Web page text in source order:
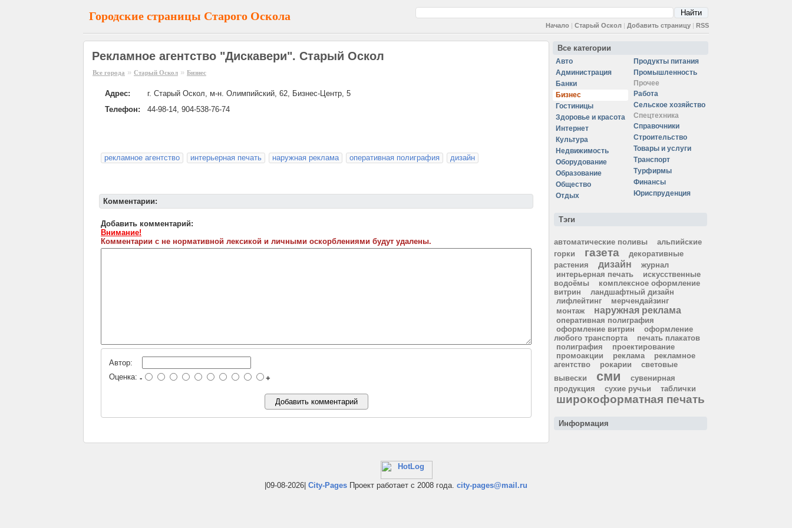
Городские страницы Старого Оскола
Начало | Старый Оскол | Добавить страницу | RSS
Рекламное агентство "Дискавери". Старый Оскол
Все города » Старый Оскол » Бизнес
Адрес:
г. Старый Оскол, м-н. Олимпийский, 62, Бизнес-Центр, 5
Телефон:
44-98-14, 904-538-76-74
рекламное агентство интерьерная печать наружная реклама оперативная полиграфия дизайн
Комментарии:
Добавить комментарий:
Внимание!
Комментарии с не нормативной лексикой и личными оскорблениями будут удалены.
Автор:
Оценка: - +
Все категории
Авто
Администрация
Банки
Бизнес
Гостиницы
Здоровье и красота
Интернет
Культура
Недвижимость
Оборудование
Образование
Общество
Отдых
Продукты питания
Промышленность
Прочее
Работа
Сельское хозяйство
Спецтехника
Справочники
Строительство
Товары и услуги
Транспорт
Турфирмы
Финансы
Юриспруденция
Тэги
автоматические поливы
альпийские
горки
газета
декоративные
растения
дизайн
журнал
интерьерная печать
искусственные
водоёмы
комплексное оформление
витрин
ландшафтный дизайн
лифлейтинг
мерчендайзинг
монтаж
наружная реклама
оперативная полиграфия
оформление витрин
оформление
любого транспорта
печать плакатов
полиграфия
проектирование
промоакции
реклама
рекламное
агентство
рокарии
световые
вывески
сми
сувенирная
продукция
сухие ручьи таблички
широкоформатная печать
Информация
|09-08-2026| City-Pages Проект работает с 2008 года. city-pages@mail.ru